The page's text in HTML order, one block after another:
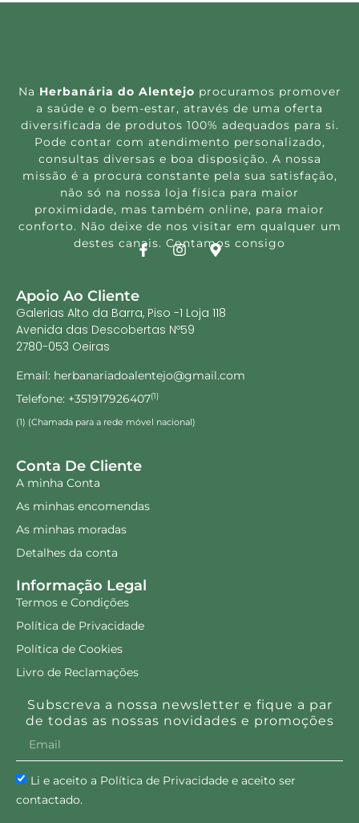
Na Herbanária do Alentejo procuramos promover
a saúde e o bem-estar, através de uma oferta
diversificada de produtos 100% adequados para si.
Pode contar com atendimento personalizado,
consultas diversas e boa disposição. A nossa
missão é a procura constante pela sua satisfação,
não só na nossa loja física para maior
proximidade, mas também online, para maior
conforto. Não deixe de nos visitar em qualquer um
destes canais. Contamos consigo
Apoio Ao Cliente
Galerias Alto da Barra, Piso -1 Loja 118
Avenida das Descobertas Nº59
2780-053 Oeiras
Email: herbanariadoalentejo@gmail.com
Telefone: +351917926407(1)
(1) (Chamada para a rede móvel nacional)
Conta De Cliente
A minha Conta
As minhas encomendas
As minhas moradas
Detalhes da conta
Informação Legal
Termos e Condições
Política de Privacidade
Política de Cookies
Livro de Reclamações
Subscreva a nossa newsletter e fique a par
de todas as nossas novidades e promoções
Li e aceito a Política de Privacidade e aceito ser
contactado.